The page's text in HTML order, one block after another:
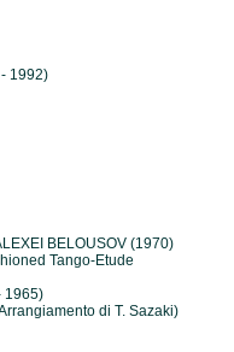
1992)
BELOUSOV (1970)
Tango-Etude
1965)
di T. Sazaki)